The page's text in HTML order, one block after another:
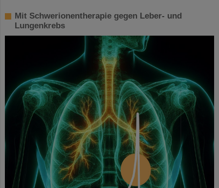
Mit Schwerionentherapie gegen Leber- und
Lungenkrebs